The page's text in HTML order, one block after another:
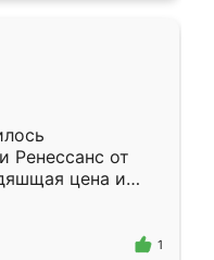
Ренессанс от
цена и
Приехавший
самый
1